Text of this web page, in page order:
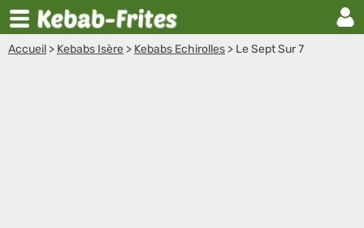
Accueil > Kebabs Isère > Kebabs Echirolles > Le Sept Sur 7